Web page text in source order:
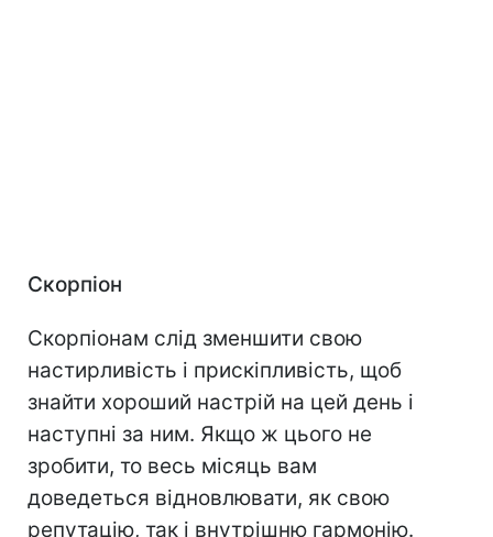
Скорпіон
Скорпіонам слід зменшити свою
настирливість і прискіпливість, щоб
знайти хороший настрій на цей день і
наступні за ним. Якщо ж цього не
зробити, то весь місяць вам
доведеться відновлювати, як свою
репутацію, так і внутрішню гармонію.